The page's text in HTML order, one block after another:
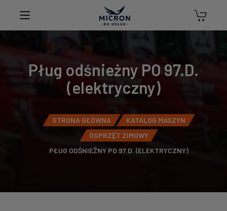
Pług odśnieżny PO 97.D.
(elektryczny)
STRONA GŁÓWNA
KATALOG MASZYN
OSPRZĘT ZIMOWY
PŁUG ODŚNIEŻNY PO 97.D. (ELEKTRYCZNY)